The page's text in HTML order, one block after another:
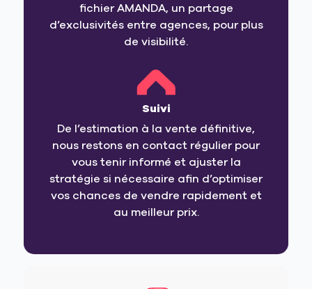
fichier AMANDA, un partage
d’exclusivités entre agences, pour plus
de visibilité.
Suivi
De l’estimation à la vente définitive,
nous restons en contact régulier pour
vous tenir informé et ajuster la
stratégie si nécessaire afin d’optimiser
vos chances de vendre rapidement et
au meilleur prix.